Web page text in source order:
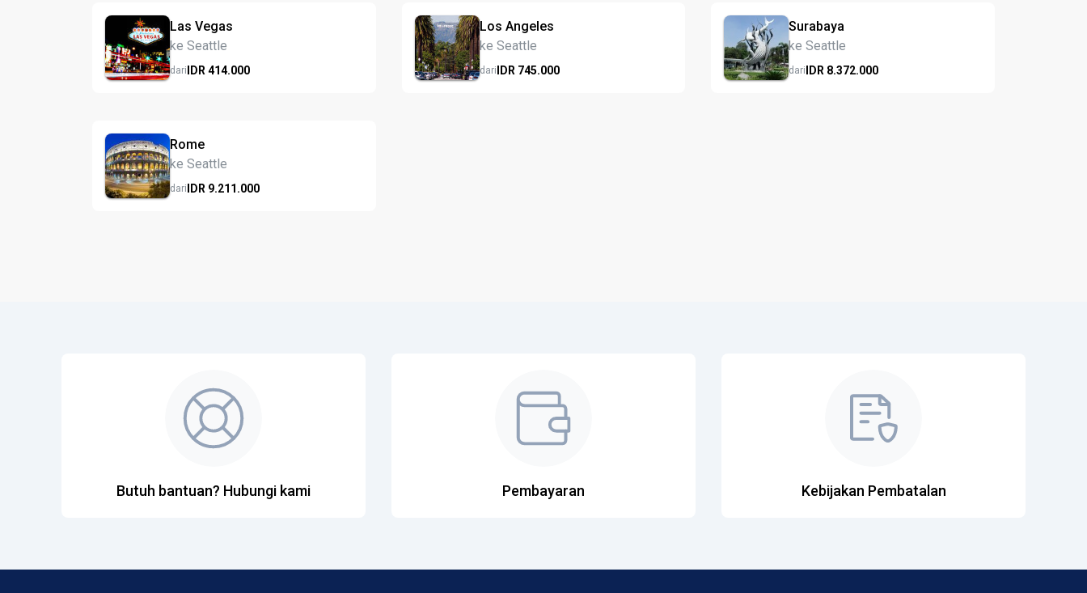
Las Vegas
ke Seattle
dariIDR 414.000
Los Angeles
ke Seattle
dariIDR 745.000
Surabaya
ke Seattle
dariIDR 8.372.000
Rome
ke Seattle
dariIDR 9.211.000
Butuh bantuan? Hubungi kami Pembayaran Kebijakan Pembatalan